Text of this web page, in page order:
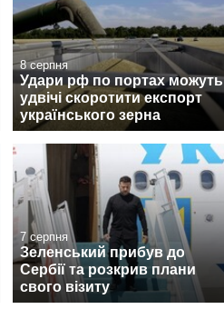
8 серпня
Удари рф по портах можуть
удвічі скоротити експорт
українського зерна
7 серпня
Зеленський прибув до
Сербії та розкрив плани
свого візиту